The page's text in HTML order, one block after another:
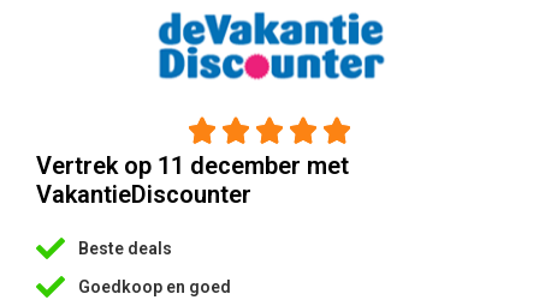
    
Vertrek op 11 december met
VakantieDiscounter
Beste deals
Goedkoop en goed